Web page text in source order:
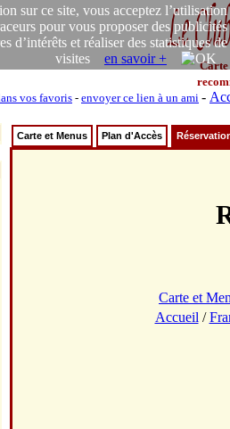
sur ce site, vous acceptez l’utilisation
pour vous proposer des publicités
d’intérêts et réaliser des statistiques de
visites en savoir +
Carte
vos favoris - envoyer ce lien à un ami -
Carte et Menus Plan d'Accès
Carte et
Accueil /